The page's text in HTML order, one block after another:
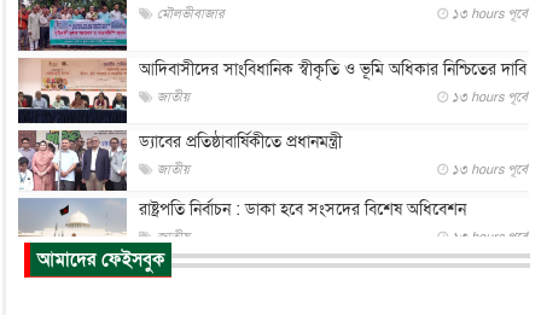
মৌলভীবাজার ১৩ hours পূর্বে
আদিবাসীদের সাংবিধানিক স্বীকৃতি ও ভূমি অধিকার নিশ্চিতের দাবি
জাতীয় ১৩ hours পূর্বে
ড্যাবের প্রতিষ্ঠাবার্ষিকীতে প্রধানমন্ত্রী
জাতীয় ১৩ hours পূর্বে
রাষ্ট্রপতি নির্বাচন : ডাকা হবে সংসদের বিশেষ অধিবেশন
জাতীয় ১৩ hours পূর্বে
প্রধানমন্ত্রীর সঙ্গে সাক্ষাতে খুদে শিল্পী অনুশ্রী রায়ের স্বপ...
আমাদের ফেইসবুক